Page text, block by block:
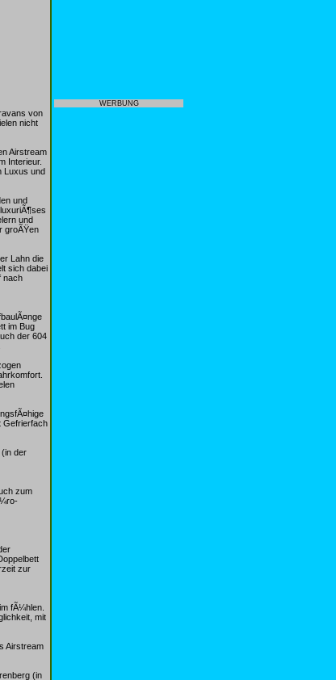
von
nicht
Airstream
Interieur.
Luxus und
und
und
groÃŸen
Lahn die
sich dabei
nach
im Bug
der 604
Gefrierfach
der
zum
zur
fÃ¼hlen.
mit
Airstream
(in
WERBUNG